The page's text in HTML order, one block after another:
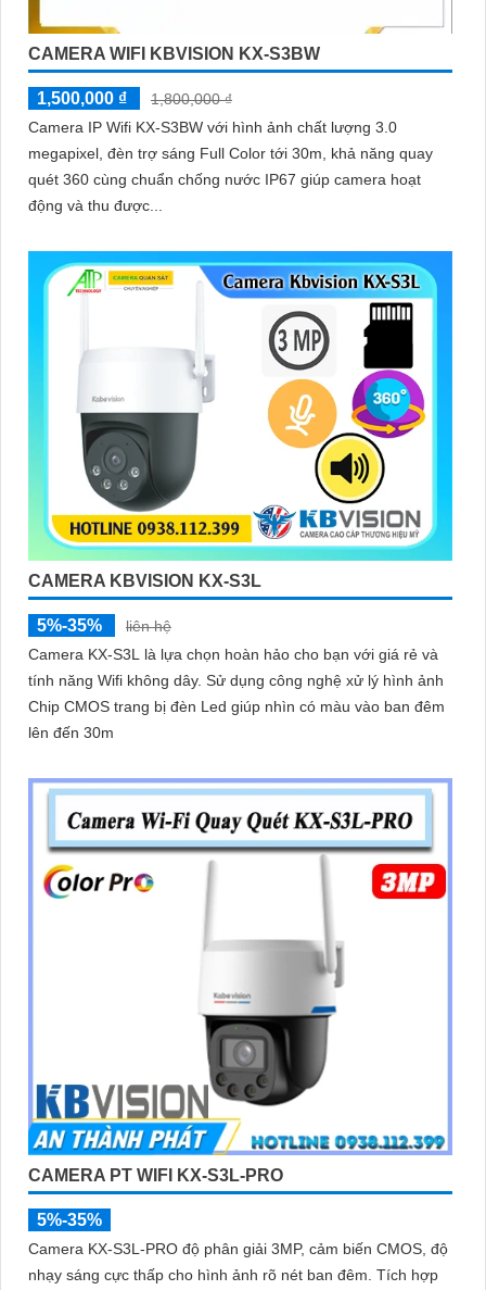
CAMERA WIFI KBVISION KX-S3BW
1,500,000 ₫
1,800,000 ₫
Camera IP Wifi KX-S3BW với hình ảnh chất lượng 3.0
megapixel, đèn trợ sáng Full Color tới 30m, khả năng quay
quét 360 cùng chuẩn chống nước IP67 giúp camera hoạt
động và thu được...
CAMERA KBVISION KX-S3L
5%-35%
liên hệ
Camera KX-S3L là lựa chọn hoàn hảo cho bạn với giá rẻ và
tính năng Wifi không dây. Sử dụng công nghệ xử lý hình ảnh
Chip CMOS trang bị đèn Led giúp nhìn có màu vào ban đêm
lên đến 30m
CAMERA PT WIFI KX-S3L-PRO
5%-35%
Camera KX-S3L-PRO độ phân giải 3MP, cảm biến CMOS, độ
nhạy sáng cực thấp cho hình ảnh rõ nét ban đêm. Tích hợp